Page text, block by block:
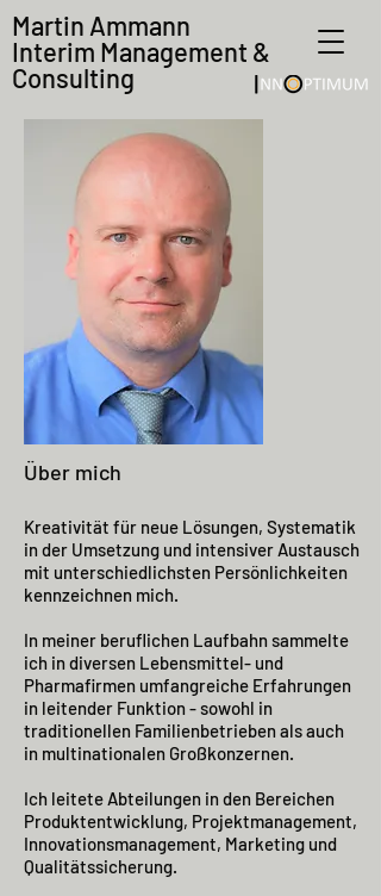
Martin Ammann
Interim Management &
Consulting
Über mich
Kreativität für neue Lösungen, Systematik
in der Umsetzung und intensiver Austausch
mit unterschiedlichsten Persönlichkeiten
kennzeichnen mich.
In meiner beruflichen Laufbahn sammelte
ich in diversen Lebensmittel- und
Pharmafirmen umfangreiche Erfahrungen
in leitender Funktion - sowohl in
traditionellen Familienbetrieben als auch
in multinationalen Großkonzernen.
Ich leitete Abteilungen in den Bereichen
Produktentwicklung, Projektmanagement,
Innovationsmanagement, Marketing und
Qualitätssicherung.